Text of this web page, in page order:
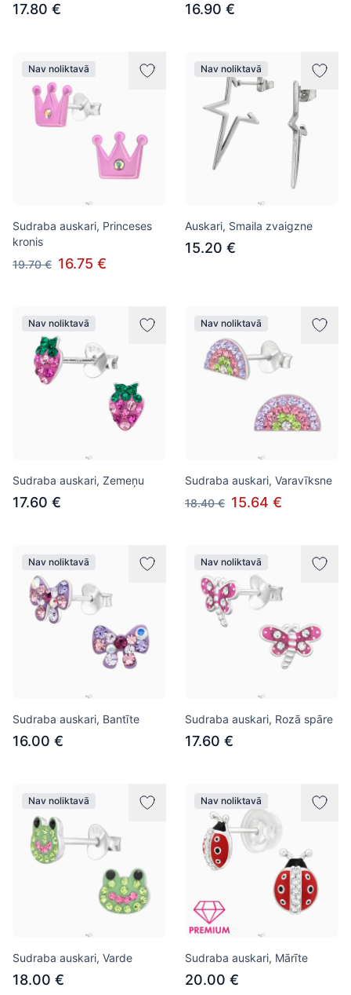
17.80 € 16.90 €
Nav noliktavā
Sudraba auskari, Princeses
kronis
19.70 € 16.75 €
Nav noliktavā
Auskari, Smaila zvaigzne
15.20 €
Nav noliktavā
Sudraba auskari, Zemeņu
17.60 €
Nav noliktavā
Sudraba auskari, Varavīksne
18.40 € 15.64 €
Nav noliktavā
Sudraba auskari, Bantīte
16.00 €
Nav noliktavā
Sudraba auskari, Rozā spāre
17.60 €
Nav noliktavā
Sudraba auskari, Varde
18.00 €
Nav noliktavā
Sudraba auskari, Mārīte
20.00 €